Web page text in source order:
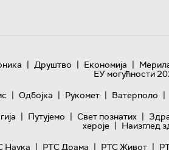
| Друштво | Економија |
ЕУ могућности
| Одбојка | Рукомет | Ватерполо |
| Путујемо | Свет познатих |
хероје | Наизглед
Наука | РТС Драма | РТС Живот |